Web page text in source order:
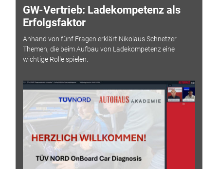
GW-Vertrieb: Ladekompetenz als
Erfolgsfaktor
Anhand von fünf Fragen erklärt Nikolaus Schnetzer
Themen, die beim Aufbau von Ladekompetenz eine
wichtige Rolle spielen.